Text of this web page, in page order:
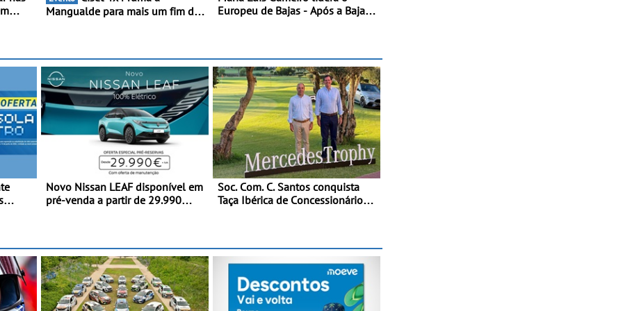
Mangualde para mais um fim de
Europeu de Bajas - Após a Baja
Novo Nissan LEAF disponível em
pré-venda a partir de 29.990
clientes beneficiam da oferta de
3 anos de manutenção incluída
Soc. Com. C. Santos conquista
Taça Ibérica de Concessionários